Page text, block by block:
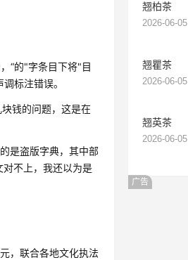
“的"字条目下将"目
标注错误。
钱的问题，这是在
是盗版字典，其中部
不上，我还以为是
，联合各地文化执法
翘柏茶
2026-06-05
翘瞿茶
2026-06-05
翘英茶
2026-06-05
广告